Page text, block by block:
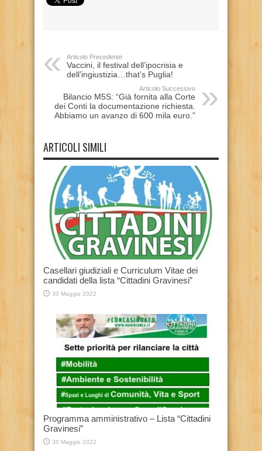
Articolo Precedente
Vaccini, il festival dell’ipocrisia e
dell’ingiustizia…that’s Puglia!
Articolo Successivo
Bilancio M5S: “Già fornita alla Corte
dei Conti la documentazione richiesta.
Abbiamo un avanzo di 600 mila euro.”
ARTICOLI SIMILI
Casellari giudiziali e Curriculum Vitae dei
candidati della lista “Cittadini Gravinesi”
30 Maggio 2022
Programma amministrativo – Lista “Cittadini
Gravinesi”
30 Maggio 2022